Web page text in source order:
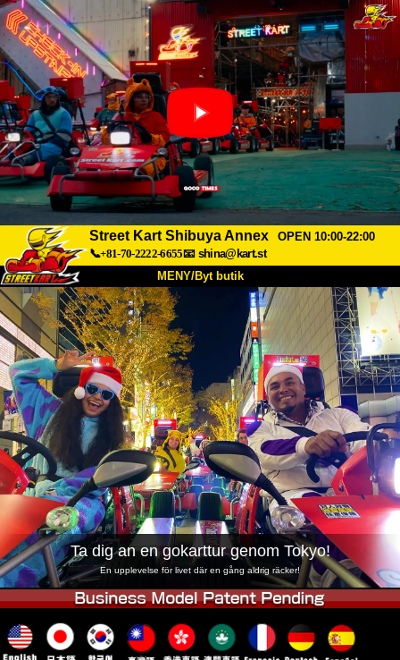
Street Kart Shibuya Annex
OPEN 10:00-22:00
📞+81-70-2222-6655📧 shina@kart.st
MENY/Byt butik
Om oss Specifikationer Pris
Hitta hit Röster FAQ
Företag Boka
Byt butik
Tokyo Shinagawa Tokyo Akihabara#1
Tokyo Akihabara#2 Tokyo Shibuya
Tokyo Shibuya Annex Tokyo Bay
Tokyo Asakusa Osaka
Okinawa
Ta dig an en gokarttur genom Tokyo!
En upplevelse för livet där en gång aldrig räcker!